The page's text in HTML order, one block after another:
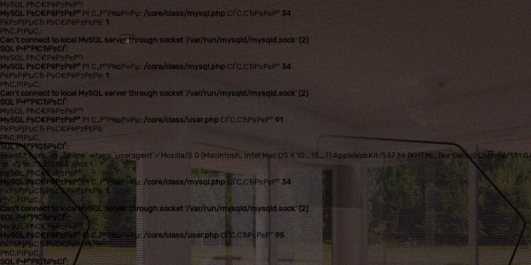
MySQL РћС€РёР±РєР°!
MySQL РѕС€РёР±РєР° РІ С„Р°Р№Р»Рµ: /core/class/mysql.php СЃС‚СЂРѕРєР° 34
РќРѕРјРµСЂ РѕС€РёР±РєРё: 1
РћС‚РІРµС‚:
Can't connect to local MySQL server through socket '/var/run/mysqld/mysqld.sock' (2)
SQL Р·Р°РїСЂРѕСЃ:
MySQL РћС€РёР±РєР°!
MySQL РѕС€РёР±РєР° РІ С„Р°Р№Р»Рµ: /core/class/mysql.php СЃС‚СЂРѕРєР° 34
РќРѕРјРµСЂ РѕС€РёР±РєРё: 1
РћС‚РІРµС‚:
Can't connect to local MySQL server through socket '/var/run/mysqld/mysqld.sock' (2)
SQL Р·Р°РїСЂРѕСЃ:
MySQL РћС€РёР±РєР°!
MySQL РѕС€РёР±РєР° РІ С„Р°Р№Р»Рµ: /core/class/user.php СЃС‚СЂРѕРєР° 91
РќРѕРјРµСЂ РѕС€РёР±РєРё:
РћС‚РІРµС‚:
SQL Р·Р°РїСЂРѕСЃ:
select * from `lib_online` where `useragent`='Mozilla/5.0 (Macintosh; Intel Mac OS X 10_15_7) AppleWebKit/537.36 (KHTML, like Gecko) Chrome/
`ip`='216.73.217.153' limit 1
MySQL РћС€РёР±РєР°!
MySQL РѕС€РёР±РєР° РІ С„Р°Р№Р»Рµ:/core/class/mysql.php СЃС‚СЂРѕРєР° 34
РќРѕРјРµСЂ РѕС€РёР±РєРё: 1
РћС‚РІРµС‚:
Can't connect to local MySQL server through socket '/var/run/mysqld/mysqld.sock' (2)
SQL Р·Р°РїСЂРѕСЃ:
MySQL РћС€РёР±РєР°!
MySQL РѕС€РёР±РєР°РІ С„Р°Р№Р»Рµ:/core/class/user.phpСЃС‚СЂРѕРєР° 95
РќРѕРјРµСЂ РѕС€РёР±РєРё:
РћС‚РІРµС‚:
SQL Р·Р°РїСЂРѕСЃ: